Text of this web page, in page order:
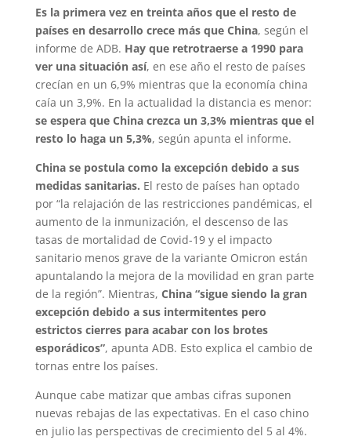
Es la primera vez en treinta años que el resto de
países en desarrollo crece más que China, según el
informe de ADB. Hay que retrotraerse a 1990 para
ver una situación así, en ese año el resto de países
crecían en un 6,9% mientras que la economía china
caía un 3,9%. En la actualidad la distancia es menor:
se espera que China crezca un 3,3% mientras que el
resto lo haga un 5,3%, según apunta el informe.
China se postula como la excepción debido a sus
medidas sanitarias. El resto de países han optado
por “la relajación de las restricciones pandémicas, el
aumento de la inmunización, el descenso de las
tasas de mortalidad de Covid-19 y el impacto
sanitario menos grave de la variante Omicron están
apuntalando la mejora de la movilidad en gran parte
de la región”. Mientras, China “sigue siendo la gran
excepción debido a sus intermitentes pero
estrictos cierres para acabar con los brotes
esporádicos”, apunta ADB. Esto explica el cambio de
tornas entre los países.
Aunque cabe matizar que ambas cifras suponen
nuevas rebajas de las expectativas. En el caso chino
en julio las perspectivas de crecimiento del 5 al 4%.